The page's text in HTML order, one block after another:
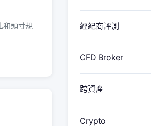
和頭寸規
經紀商評測
CFD Broker
跨資產
Crypto